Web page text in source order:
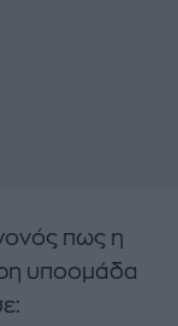
πως η
υποομάδα